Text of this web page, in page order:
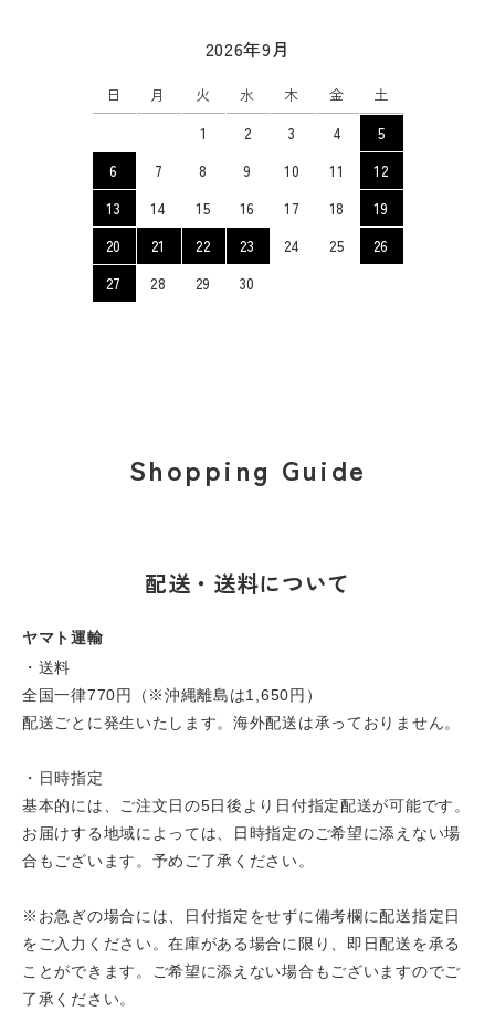
2026年9月
日 月 火 水 木 金
土
1
2 3 4
5
6
7 8 9 10 11
12
13
14 15 16 17 18
19
20
21 22 23 24 25
26
27
28 29 30
Shopping Guide
配送・送料について
ヤマト運輸
・送料
全国一律770円（※沖縄離島は1,650円）
配送ごとに発生いたします。海外配送は承っておりません。
・日時指定
基本的には、ご注文日の5日後より日付指定配送が可能です。
お届けする地域によっては、日時指定のご希望に添えない場
合もございます。予めご了承ください。
※お急ぎの場合には、日付指定をせずに備考欄に配送指定日
をご入力ください。在庫がある場合に限り、即日配送を承る
ことができます。ご希望に添えない場合もございますのでご
了承ください。